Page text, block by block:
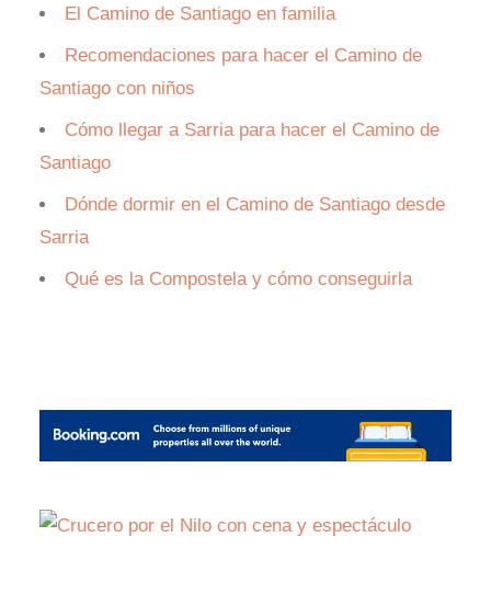
El Camino de Santiago en familia
Recomendaciones para hacer el Camino de
Santiago con niños
Cómo llegar a Sarria para hacer el Camino de
Santiago
Dónde dormir en el Camino de Santiago desde
Sarria
Qué es la Compostela y cómo conseguirla